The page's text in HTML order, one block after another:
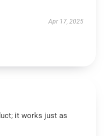
Apr 17, 2025
it works just as